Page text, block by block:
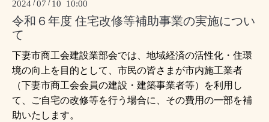
2024 /07 / 10 10:00
令和６年度 住宅改修等補助事業の実施につい
て
下妻市商工会建設業部会では、地域経済の活性化・住環
境の向上を目的として、市民の皆さまが市内施工業者
（下妻市商工会会員の建設・建築事業者等）を利用し
て、ご自宅の改修等を行う場合に、その費用の一部を補
助いたします。